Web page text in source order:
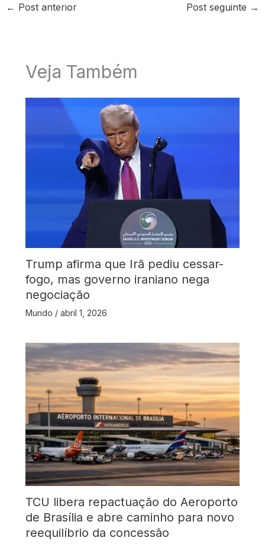
← Post anterior Post seguinte →
Veja Também
Trump afirma que Irã pediu cessar-
fogo, mas governo iraniano nega
negociação
Mundo / abril 1, 2026
TCU libera repactuação do Aeroporto
de Brasília e abre caminho para novo
reequilíbrio da concessão